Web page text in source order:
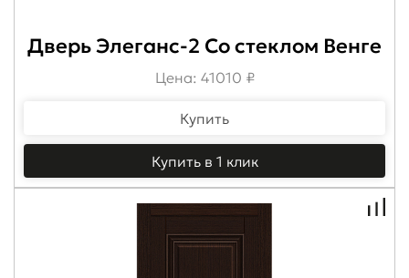
Дверь Элеганс-2 Со стеклом Венге
Цена: 41010 ₽
Купить
Купить в 1 клик